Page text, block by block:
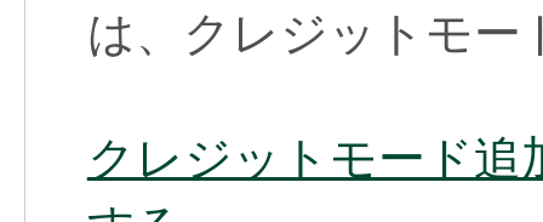
は、クレジットモー
クレジットモード追